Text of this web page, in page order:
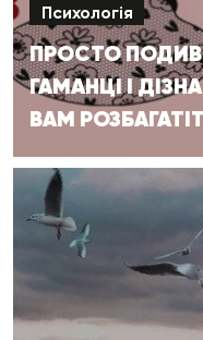
Психологія
ПРОСТО
ГАМАНЦІ І
ВАМ